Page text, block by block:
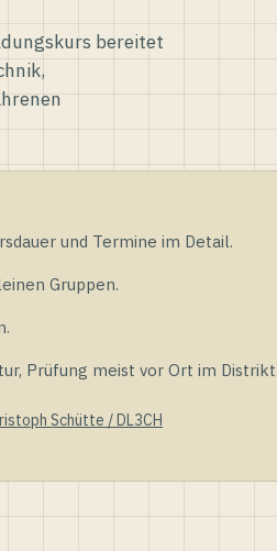
bereitet
und Termine im Detail.
Gruppen.
Prüfung meist vor Ort im Distrikt.
Schütte / DL3CH